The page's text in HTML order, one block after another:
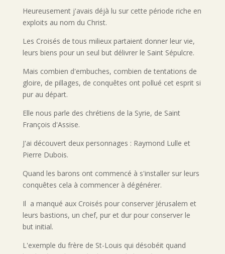
Heureusement j'avais déjà lu sur cette période riche en
exploits au nom du Christ.
Les Croisés de tous milieux partaient donner leur vie,
leurs biens pour un seul but délivrer le Saint Sépulcre.
Mais combien d'embuches, combien de tentations de
gloire, de pillages, de conquêtes ont pollué cet esprit si
pur au départ.
Elle nous parle des chrétiens de la Syrie, de Saint
François d'Assise.
J'ai découvert deux personnages : Raymond Lulle et
Pierre Dubois.
Quand les barons ont commencé à s'installer sur leurs
conquêtes cela à commencer à dégénérer.
Il a manqué aux Croisés pour conserver Jérusalem et
leurs bastions, un chef, pur et dur pour conserver le
but initial.
L'exemple du frère de St-Louis qui désobéit quand